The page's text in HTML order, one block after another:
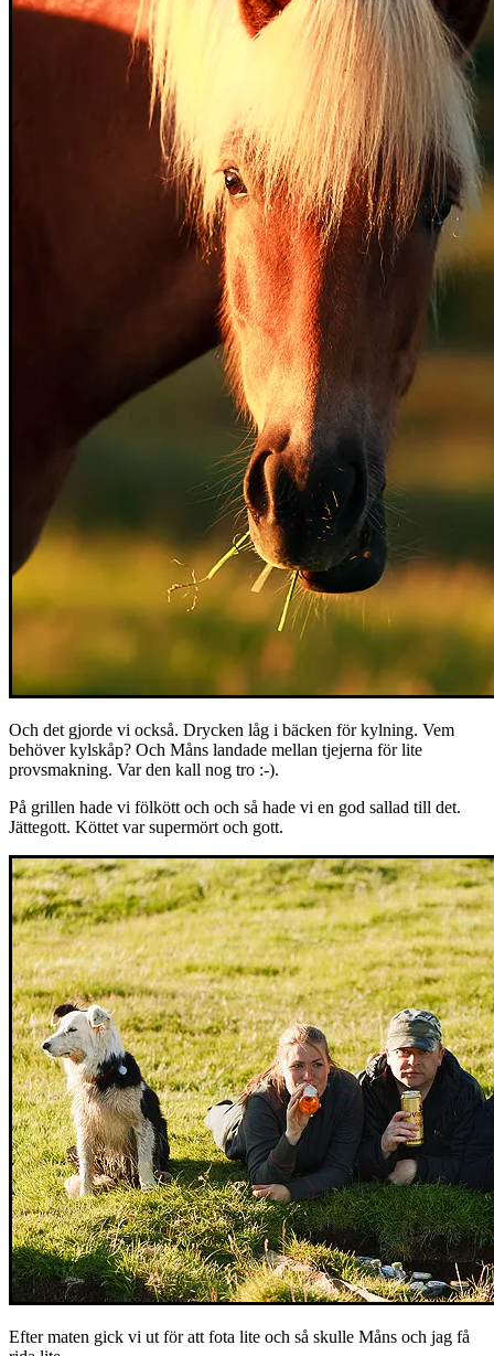
Och det gjorde vi också. Drycken låg i bäcken för kylning. Vem
behöver kylskåp? Och Måns landade mellan tjejerna för lite
provsmakning. Var den kall nog tro :-).
På grillen hade vi fölkött och och så hade vi en god sallad till det.
Jättegott. Köttet var supermört och gott.
Efter maten gick vi ut för att fota lite och så skulle Måns och jag få